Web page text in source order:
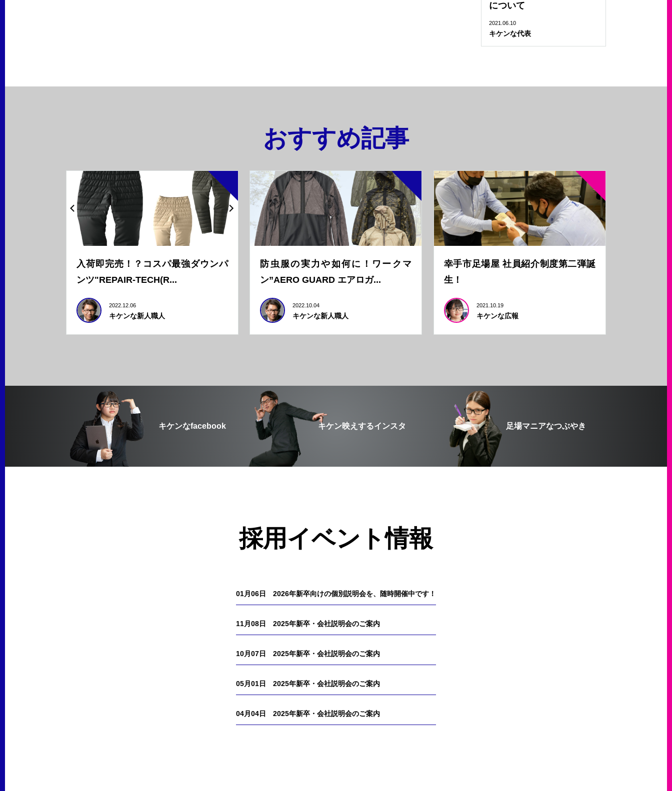
について
2021.06.10
キケンな代表
おすすめ記事
入荷即完売！？コスパ最強ダウンパ
ンツ"REPAIR-TECH(R...
2022.12.06
キケンな新人職人
防虫服の実力や如何に！ワークマ
ン”AERO GUARD エアロガ...
2022.10.04
キケンな新人職人
幸手市足場屋 社員紹介制度第二弾誕
生！
2021.10.19
キケンな広報
キケンなfacebook キケン映えするインスタ 足場マニアなつぶやき
採用イベント情報
01月06日 2026年新卒向けの個別説明会を、随時開催中です！
11月08日 2025年新卒・会社説明会のご案内
10月07日 2025年新卒・会社説明会のご案内
05月01日 2025年新卒・会社説明会のご案内
04月04日 2025年新卒・会社説明会のご案内